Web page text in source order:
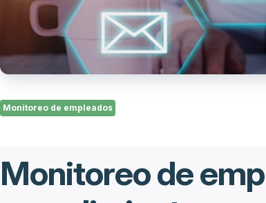
Monitoreo de empleados
Monitoreo de